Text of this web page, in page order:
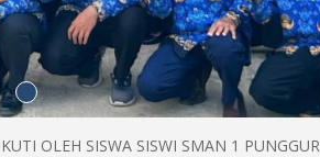
OLEH SISWA SISWI SMAN 1 PUNGGUR